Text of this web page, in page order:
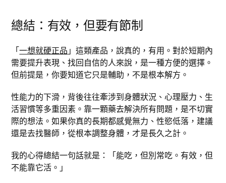
總結：有效，但要有節制
「一想就硬正品 」這類產品，說真的，有用。對於短期內
需要提升表現、找回自信的人來說，是一種方便的選擇。
但前提是，你要知道它只是輔助，不是根本解方。
性能力的下滑，背後往往牽涉到身體狀況、心理壓力、生
活習慣等多重因素。靠一顆藥去解決所有問題，是不切實
際的想法。如果你真的長期都感覺無力、性慾低落，建議
還是去找醫師，從根本調整身體，才是長久之計。
我的心得總結一句話就是：「能吃，但別常吃。有效，但
不能靠它活。」